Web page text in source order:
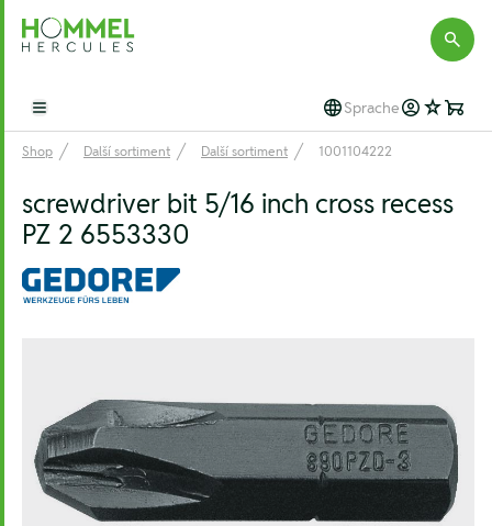
Hommel Hercules
Open main menu Sprache
Shop Další sortiment Další sortiment 1001104222
screwdriver bit 5/16 inch cross recess
PZ 2 6553330